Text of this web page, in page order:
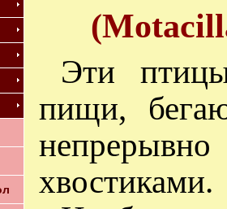
Эти
пищи,
хвостиками.